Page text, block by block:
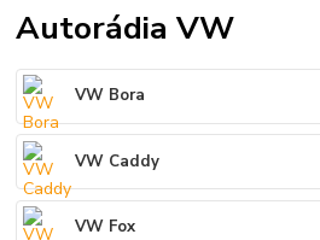
Autorádia VW
VW Bora
VW Caddy
VW Fox